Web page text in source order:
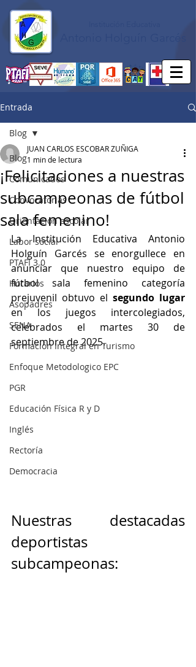
Entrada
Blog
Comunicados
Convocatorias
Orientación escolar
Labor social
PTAFI 3.0
Horarios
Asopadres
SENA
Formación Integral en Turismo
Enfoque Metodologico EPC
PGR
Educación Física R y D
Inglés
Rectoría
Democracia
Blog
¡Felicitaciones a nuestras
subcampeonas de fútbol
sala femenino!
JUAN CARLOS ESCOBAR ZUÑIGA
1 min de lectura
La Institución Educativa Antonio
Holguín Garcés se enorgullece en
anunciar que nuestro equipo de
fútbol sala femenino categoría
prejuvenil obtuvo el segundo lugar
en los juegos intercolegiados,
celebrados el martes 30 de
septiembre de 2025.
Nuestras destacadas
deportistas
subcampeonas: